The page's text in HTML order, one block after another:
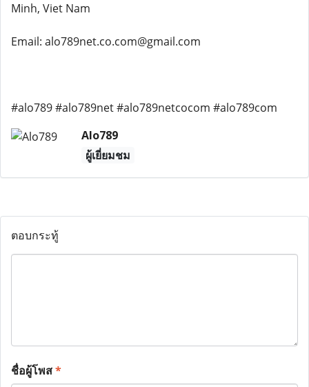
Minh, Viet Nam
Email: alo789net.co.com@gmail.com
#alo789 #alo789net #alo789netcocom #alo789com
Alo789
ผู้เยี่ยมชม
ตอบกระทู้
ชื่อผู้โพส*